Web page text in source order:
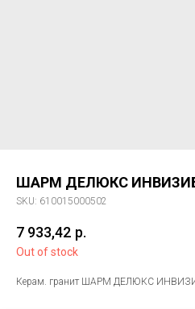
ШАРМ ДЕЛЮКС
SKU: 610015000502
7 933,42 р.
Out of stock
Керам. гранит ШАРМ ДЕЛЮКС